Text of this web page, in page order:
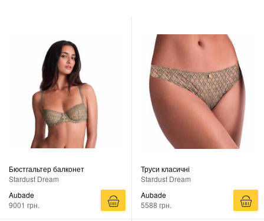
Бюстгальтер балконет
Stardust Dream
Aubade
9001 грн.
Труси класичні
Stardust Dream
Aubade
5588 грн.